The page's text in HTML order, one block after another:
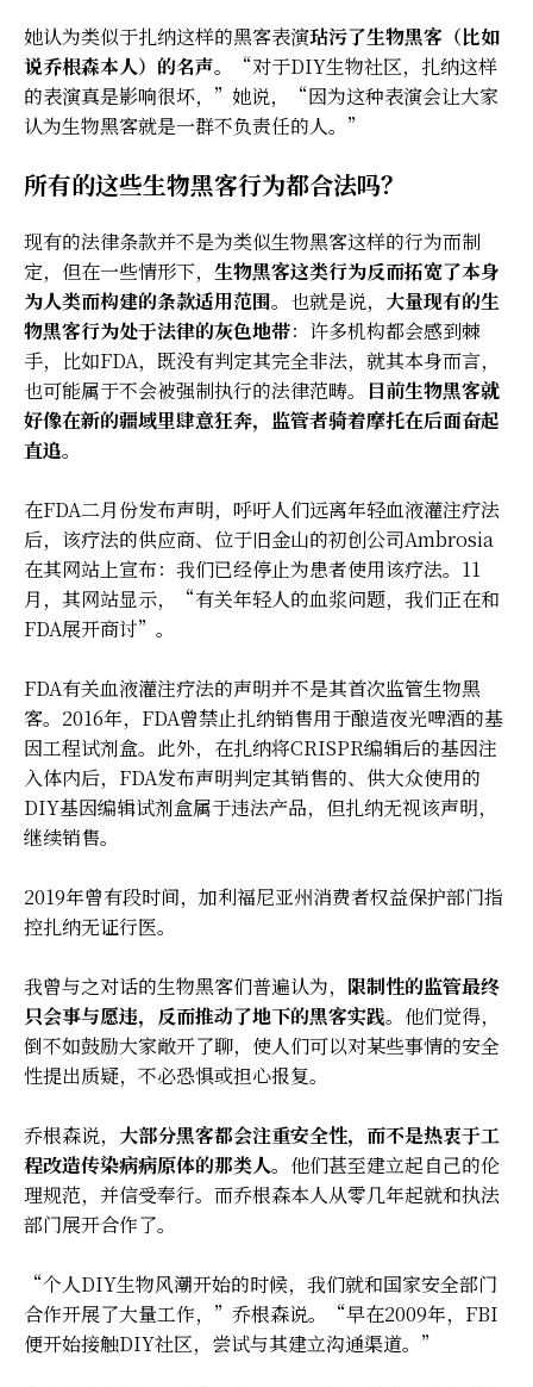
她认为类似于扎纳这样的黑客表演玷污了生物黑客（比如
说乔根森本人）的名声。“对于DIY生物社区，扎纳这样
的表演真是影响很坏，”她说，“因为这种表演会让大家
认为生物黑客就是一群不负责任的人。”
所有的这些生物黑客行为都合法吗？
现有的法律条款并不是为类似生物黑客这样的行为而制
定，但在一些情形下， 生物黑客这类行为反而拓宽了本身
为人类而构建的条款适用范围。也就是说， 大量现有的生
物黑客行为处于法律的灰色地带：许多机构都会感到棘
手，比如FDA，既没有判定其完全非法，就其本身而言，
也可能属于不会被强制执行的法律范畴。
目前生物黑客就
好像在新的疆域里肆意狂奔，监管者骑着摩托在后面奋起
直追。
在FDA二月份发布声明，呼吁人们远离年轻血液灌注疗法
后，该疗法的供应商、位于旧金山的初创公司Ambrosia
在其网站上宣布：我们已经停止为患者使用该疗法。11
月，其网站显示，“有关年轻人的血浆问题，我们正在和
FDA展开商讨”。
FDA有关血液灌注疗法的声明并不是其首次监管生物黑
客。2016年，FDA曾禁止扎纳销售用于酿造夜光啤酒的基
因工程试剂盒。此外，在扎纳将CRISPR编辑后的基因注
入体内后，FDA发布声明判定其销售的、供大众使用的
DIY基因编辑试剂盒属于违法产品，但扎纳无视该声明，
继续销售。
2019年曾有段时间，加利福尼亚州消费者权益保护部门指
控扎纳无证行医。
我曾与之对话的生物黑客们普遍认为， 限制性的监管最终
只会事与愿违，反而推动了地下的黑客实践。他们觉得，
倒不如鼓励大家敞开了聊，使人们可以对某些事情的安全
性提出质疑，不必恐惧或担心报复。
乔根森说， 大部分黑客都会注重安全性，而不是热衷于工
程改造传染病病原体的那类人。他们甚至建立起自己的伦
理规范，并信受奉行。而乔根森本人从零几年起就和执法
部门展开合作了。
“个人DIY生物风潮开始的时候，我们就和国家安全部门
合作开展了大量工作，”乔根森说。“早在2009年，FBI
便开始接触DIY社区，尝试与其建立沟通渠道。”